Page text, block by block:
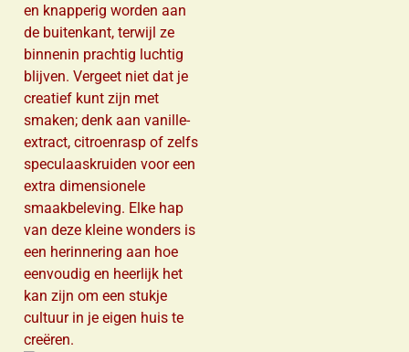
en knapperig worden aan
de buitenkant, terwijl ze
binnenin prachtig luchtig
blijven. Vergeet niet dat je
creatief kunt zijn met
smaken; denk aan vanille-
extract, citroenrasp of zelfs
speculaaskruiden voor een
extra dimensionele
smaakbeleving. Elke hap
van deze kleine wonders is
een herinnering aan hoe
eenvoudig en heerlijk het
kan zijn om een stukje
cultuur in je eigen huis te
creëren.